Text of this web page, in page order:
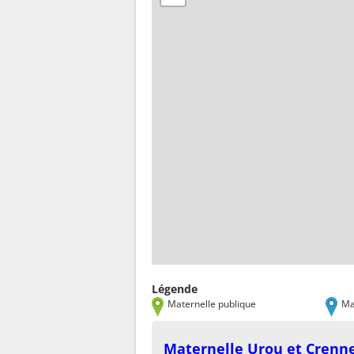
Légende
Maternelle publique
Maternelle Urou et